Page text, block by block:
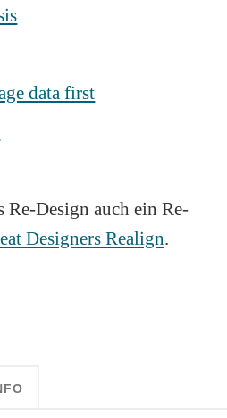
data first
Re-Design auch ein Re-
Designers Realign.